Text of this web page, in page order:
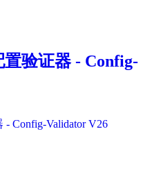
验证器 - Config-